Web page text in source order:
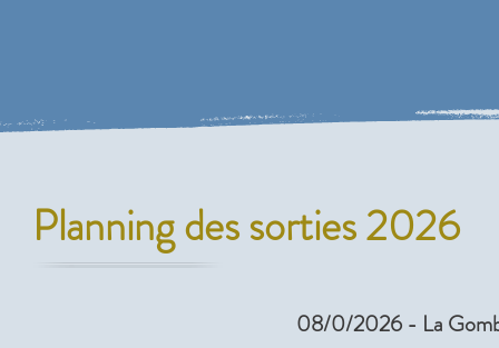
Planning des sorties 2026
08/0/2026 - La